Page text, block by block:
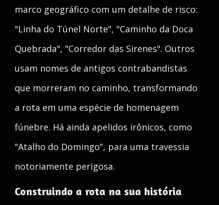
marco geográfico com um detalhe de risco:
"Linha do Túnel Norte", "Caminho da Doca
Quebrada", "Corredor das Sirenes". Outros
usam nomes de antigos contrabandistas
que morreram no caminho, transformando
a rota em uma espécie de homenagem
fúnebre. Há ainda apelidos irônicos, como
"Atalho do Domingo", para uma travessia
notoriamente perigosa.
Construindo a rota na sua história